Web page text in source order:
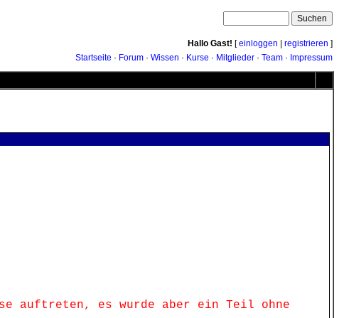
Hallo Gast! [einloggen registrieren ]
Startseite · Forum · Wissen · Kurse · Mitglieder · Team · Impressum
auftreten, es wurde aber ein Teil ohne